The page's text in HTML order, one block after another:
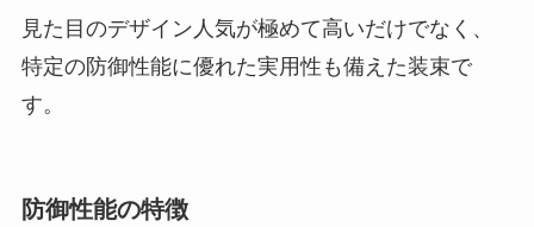
見た目のデザイン人気が極めて高いだけでなく、
特定の防御性能に優れた実用性も備えた装束で
す。
防御性能の特徴